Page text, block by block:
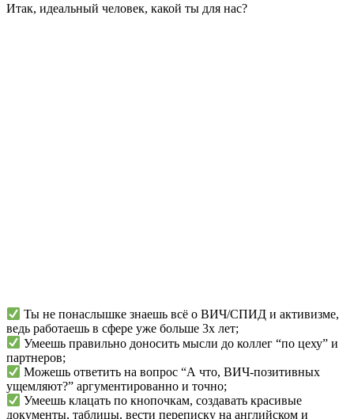
Итак, идеальный человек, какой ты для нас?
Ты не понаслышке знаешь всё о ВИЧ/СПИД и активизме,
ведь работаешь в сфере уже больше 3х лет;
Умеешь правильно доносить мысли до коллег “по цеху” и
партнеров;
Можешь ответить на вопрос “А что, ВИЧ-позитивных
ущемляют?” аргументированно и точно;
Умеешь клацать по кнопочкам, создавать красивые
документы, таблицы, вести переписку на английском и